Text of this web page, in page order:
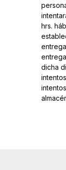
hrs.
dicha